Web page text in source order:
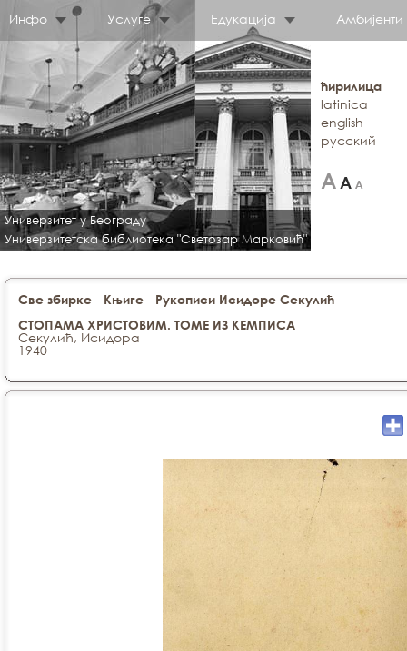
Инфо Услуге Едукација Амбијенти
Универзитет у Београду
Универзитетска библиотека "Светозар Марковић"
ћирилица
latinica
english
русский
Све збирке - Књиге - Рукописи Исидоре Секулић
СТОПАМА ХРИСТОВИМ. ТОМЕ ИЗ КЕМПИСА
Секулић, Исидора
1940